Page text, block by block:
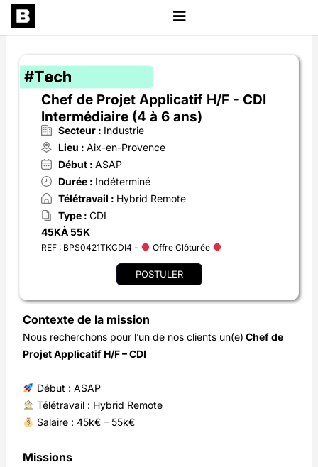
Aller
au
Chef de Projet Applicatif H/F - CDI
Intermédiaire (4 à 6 ans)
Secteur : Industrie
Lieu :Aix-en-Provence
Début :ASAP
Durée : Indéterminé
Télétravail : Hybrid Remote
Type :CDI
45KÀ 55K
REF : BPS0421TKCDI4 - Offre Clôturée
POSTULER
Contexte de la mission
Nous recherchons pour l’un de nos clients un(e) Chef de
Projet Applicatif H/F – CDI
Début : ASAP
Télétravail : Hybrid Remote
Salaire : 45k€ – 55k€
Missions